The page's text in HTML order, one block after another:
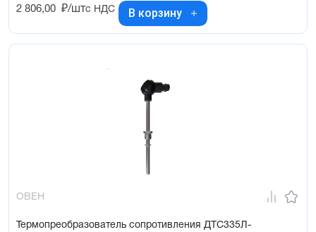
2 806,00 ₽/штс НДС В корзину
ОВЕН
Термопреобразователь сопротивления ДТС335Л-